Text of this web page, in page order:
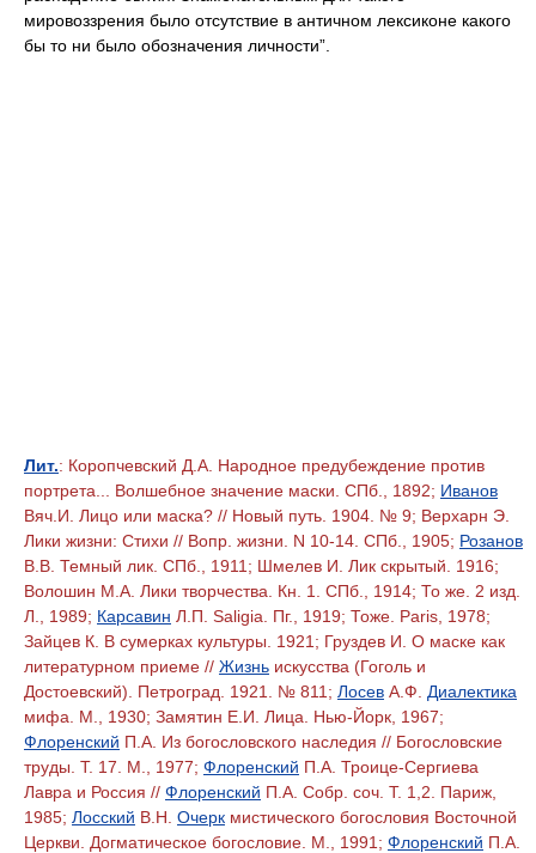
мировоззрения было отсутствие в античном лексиконе какого
бы то ни было обозначения личности”.
Лит.: Коропчевский Д.А. Народное предубеждение против
портрета... Волшебное значение маски. СПб., 1892; Иванов
Вяч.И. Лицо или маска? // Новый путь. 1904. № 9; Верхарн Э.
Лики жизни: Стихи // Вопр. жизни. N 10-14. СПб., 1905; Розанов
В.В. Темный лик. СПб., 1911; Шмелев И. Лик скрытый. 1916;
Волошин М.А. Лики творчества. Кн. 1. СПб., 1914; То же. 2 изд.
Л., 1989; Карсавин Л.П. Saligia. Пг., 1919; Тоже. Paris, 1978;
Зайцев К. В сумерках культуры. 1921; Груздев И. О маске как
литературном приеме // Жизнь искусства (Гоголь и
Достоевский). Петроград. 1921. № 811; Лосев А.Ф. Диалектика
мифа. М., 1930; Замятин Е.И. Лица. Нью-Йорк, 1967;
Флоренский П.А. Из богословского наследия // Богословские
труды. Т. 17. М., 1977; Флоренский П.А. Троице-Сергиева
Лавра и Россия // Флоренский П.А. Собр. соч. Т. 1,2. Париж,
1985; Лосский В.Н. Очерк мистического богословия Восточной
Церкви. Догматическое богословие. М., 1991; Флоренский П.А.